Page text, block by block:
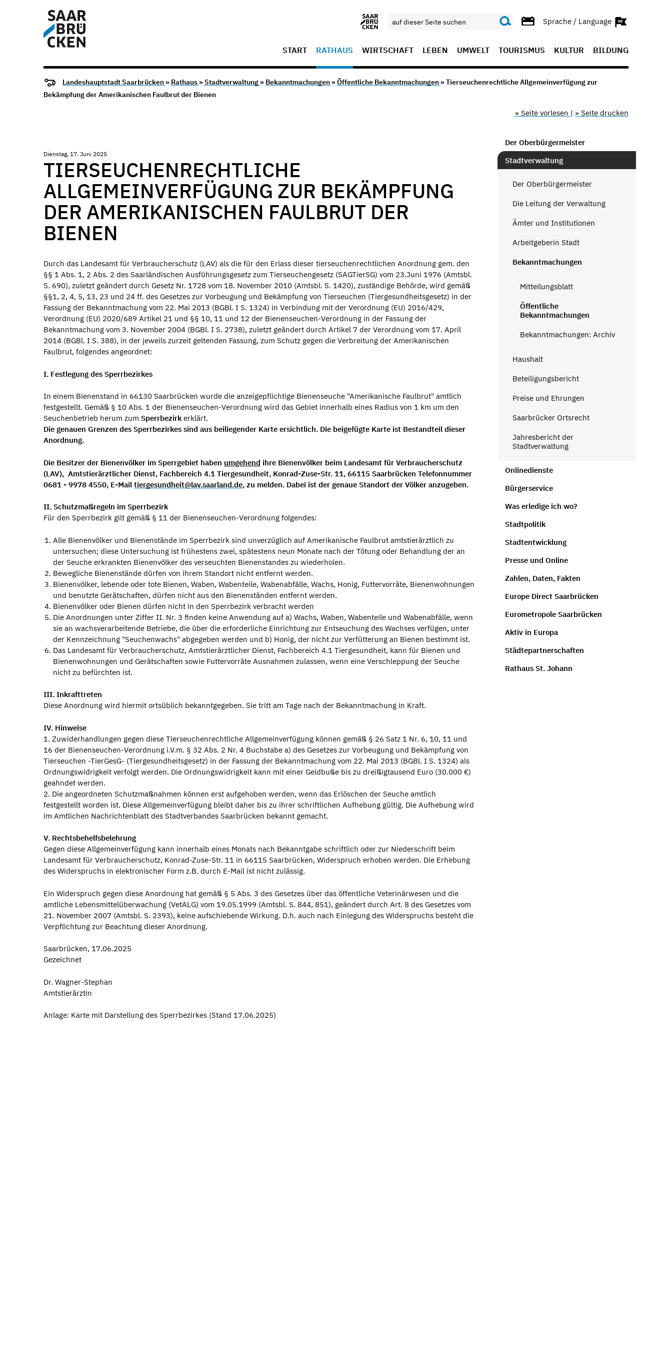
Sprache / Language
START RATHAUS WIRTSCHAFT LEBEN UMWELT TOURISMUS KULTUR BILDUNG
Landeshauptstadt Saarbrücken » Rathaus »Stadtverwaltung » Bekanntmachungen »Öffentliche Bekanntmachungen » Tierseuchenrechtliche Allgemeinverfügung zur
Bekämpfung der Amerikanischen Faulbrut der Bienen
» Seite vorlesen | » Seite drucken
Dienstag, 17. Juni 2025
TIERSEUCHENRECHTLICHE
ALLGEMEINVERFÜGUNG ZUR BEKÄMPFUNG
DER AMERIKANISCHEN FAULBRUT DER
BIENEN
Durch das Landesamt für Verbraucherschutz (LAV) als die für den Erlass dieser tierseuchenrechtlichen Anordnung gem. den
§§ 1 Abs. 1, 2 Abs. 2 des Saarländischen Ausführungsgesetz zum Tierseuchengesetz (SAGTierSG) vom 23.Juni 1976 (Amtsbl.
S. 690), zuletzt geändert durch Gesetz Nr. 1728 vom 18. November 2010 (Amtsbl. S. 1420), zuständige Behörde, wird gemäß
§§1, 2, 4, 5, 13, 23 und 24 ff. des Gesetzes zur Vorbeugung und Bekämpfung von Tierseuchen (Tiergesundheitsgesetz) in der
Fassung der Bekanntmachung vom 22. Mai 2013 (BGBl. I S. 1324) in Verbindung mit der Verordnung (EU) 2016/429,
Verordnung (EU) 2020/689 Artikel 21 und §§ 10, 11 und 12 der Bienenseuchen-Verordnung in der Fassung der
Bekanntmachung vom 3. November 2004 (BGBl. I S. 2738), zuletzt geändert durch Artikel 7 der Verordnung vom 17. April
2014 (BGBl. I S. 388), in der jeweils zurzeit geltenden Fassung, zum Schutz gegen die Verbreitung der Amerikanischen
Faulbrut, folgendes angeordnet:
I. Festlegung des Sperrbezirkes
In einem Bienenstand in 66130 Saarbrücken wurde die anzeigepflichtige Bienenseuche "Amerikanische Faulbrut" amtlich
festgestellt. Gemäß § 10 Abs. 1 der Bienenseuchen-Verordnung wird das Gebiet innerhalb eines Radius von 1 km um den
Seuchenbetrieb herum zum Sperrbezirkerklärt.
Die genauen Grenzen des Sperrbezirkes sind aus beiliegender Karte ersichtlich. Die beigefügte Karte ist Bestandteil dieser
Anordnung.
Die Besitzer der Bienenvölker im Sperrgebiet haben umgehend ihre Bienenvölker beim Landesamt für Verbraucherschutz
(LAV), Amtstierärztlicher Dienst, Fachbereich 4.1 Tiergesundheit, Konrad-Zuse-Str. 11, 66115 Saarbrücken Telefonnummer
0681 - 9978 4550, E-Mail tiergesundheit@lav.saarland.de, zu melden. Dabei ist der genaue Standort der Völker anzugeben.
II. Schutzmaßregeln im Sperrbezirk
Für den Sperrbezirk gilt gemäß § 11 der Bienenseuchen-Verordnung folgendes:
Alle Bienenvölker und Bienenstände im Sperrbezirk sind unverzüglich auf Amerikanische Faulbrut amtstierärztlich zu
untersuchen; diese Untersuchung ist frühestens zwei, spätestens neun Monate nach der Tötung oder Behandlung der an
der Seuche erkrankten Bienenvölker des verseuchten Bienenstandes zu wiederholen.
Bewegliche Bienenstände dürfen von ihrem Standort nicht entfernt werden.
Bienenvölker, lebende oder tote Bienen, Waben, Wabenteile, Wabenabfälle, Wachs, Honig, Futtervorräte, Bienenwohnungen
und benutzte Gerätschaften, dürfen nicht aus den Bienenständen entfernt werden.
Bienenvölker oder Bienen dürfen nicht in den Sperrbezirk verbracht werden
Die Anordnungen unter Ziffer II. Nr. 3 finden keine Anwendung auf a) Wachs, Waben, Wabenteile und Wabenabfälle, wenn
sie an wachsverarbeitende Betriebe, die über die erforderliche Einrichtung zur Entseuchung des Wachses verfügen, unter
der Kennzeichnung "Seuchenwachs" abgegeben werden und b) Honig, der nicht zur Verfütterung an Bienen bestimmt ist.
Das Landesamt für Verbraucherschutz, Amtstierärztlicher Dienst, Fachbereich 4.1 Tiergesundheit, kann für Bienen und
Bienenwohnungen und Gerätschaften sowie Futtervorräte Ausnahmen zulassen, wenn eine Verschleppung der Seuche
nicht zu befürchten ist.
III. Inkrafttreten
Diese Anordnung wird hiermit ortsüblich bekanntgegeben. Sie tritt am Tage nach der Bekanntmachung in Kraft.
IV. Hinweise
1. Zuwiderhandlungen gegen diese Tierseuchenrechtliche Allgemeinverfügung können gemäß § 26 Satz 1 Nr. 6, 10, 11 und
16 der Bienenseuchen-Verordnung i.V.m. § 32 Abs. 2 Nr. 4 Buchstabe a) des Gesetzes zur Vorbeugung und Bekämpfung von
Tierseuchen -TierGesG- (Tiergesundheitsgesetz) in der Fassung der Bekanntmachung vom 22. Mai 2013 (BGBl. I S. 1324) als
Ordnungswidrigkeit verfolgt werden. Die Ordnungswidrigkeit kann mit einer Geldbuße bis zu dreißigtausend Euro (30.000 €)
geahndet werden.
2. Die angeordneten Schutzmaßnahmen können erst aufgehoben werden, wenn das Erlöschen der Seuche amtlich
festgestellt worden ist. Diese Allgemeinverfügung bleibt daher bis zu ihrer schriftlichen Aufhebung gültig. Die Aufhebung wird
im Amtlichen Nachrichtenblatt des Stadtverbandes Saarbrücken bekannt gemacht.
V. Rechtsbehelfsbelehrung
Gegen diese Allgemeinverfügung kann innerhalb eines Monats nach Bekanntgabe schriftlich oder zur Niederschrift beim
Landesamt für Verbraucherschutz, Konrad-Zuse-Str. 11 in 66115 Saarbrücken, Widerspruch erhoben werden. Die Erhebung
des Widerspruchs in elektronischer Form z.B. durch E-Mail ist nicht zulässig.
Ein Widerspruch gegen diese Anordnung hat gemäß § 5 Abs. 3 des Gesetzes über das öffentliche Veterinärwesen und die
amtliche Lebensmittelüberwachung (VetALG) vom 19.05.1999 (Amtsbl. S. 844, 851), geändert durch Art. 8 des Gesetzes vom
21. November 2007 (Amtsbl. S. 2393), keine aufschiebende Wirkung. D.h. auch nach Einlegung des Widerspruchs besteht die
Verpflichtung zur Beachtung dieser Anordnung.
Saarbrücken, 17.06.2025
Gezeichnet
Dr. Wagner-Stephan
Amtstierärztin
Anlage: Karte mit Darstellung des Sperrbezirkes (Stand 17.06.2025)
Der Oberbürgermeister
Stadtverwaltung
Der Oberbürgermeister
Die Leitung der Verwaltung
Ämter und Institutionen
Arbeitgeberin Stadt
Bekanntmachungen
Mitteilungsblatt
Öffentliche
Bekanntmachungen
Bekanntmachungen: Archiv
Haushalt
Beteiligungsbericht
Preise und Ehrungen
Saarbrücker Ortsrecht
Jahresbericht der
Stadtverwaltung
Onlinedienste
Bürgerservice
Was erledige ich wo?
Stadtpolitik
Stadtentwicklung
Presse und Online
Zahlen, Daten, Fakten
Europe Direct Saarbrücken
Eurometropole Saarbrücken
Aktiv in Europa
Städtepartnerschaften
Rathaus St. Johann